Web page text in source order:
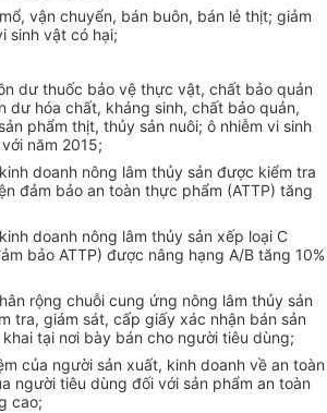
vận chuyển, bán buôn, bán lẻ thịt; giảm
i sinh vật có hại;
dư thuốc bảo vệ thực vật, chất bảo quản
dư hóa chất, kháng sinh, chất bảo quản,
phẩm thịt, thủy sản nuôi; ô nhiễm vi sinh
năm 2015;
doanh nông lâm thủy sản được kiểm tra
đảm bảo an toàn thực phẩm (ATTP) tăng
doanh nông lâm thủy sản xếp loại C
bảo ATTP) được nâng hạng A/B tăng 10%
rộng chuỗi cung ứng nông lâm thủy sản
tra, giám sát, cấp giấy xác nhận bán sản
tại nơi bày bán cho người tiêu dùng;
của người sản xuất, kinh doanh về an toàn
người tiêu dùng đối với sản phẩm an toàn
cao;